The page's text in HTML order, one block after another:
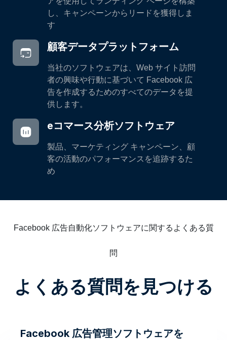
し、キャンペーンからリードを獲得しま
す
顧客データプラットフォーム
当社のソフトウェアは、Web サイト訪問
者の興味や行動に基づいて Facebook 広
告を作成するためのすべてのデータを提
供します。
eコマース分析ソフトウェア
製品、マーケティング キャンペーン、顧
客の活動のパフォーマンスを追跡するた
め
Facebook 広告自動化ソフトウェアに関するよくある質
問
よくある質問を見つける
Facebook 広告管理ソフトウェアを